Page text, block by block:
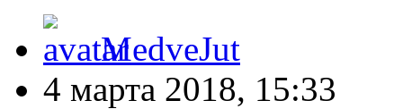
MedveJut
4 марта 2018, 15:33